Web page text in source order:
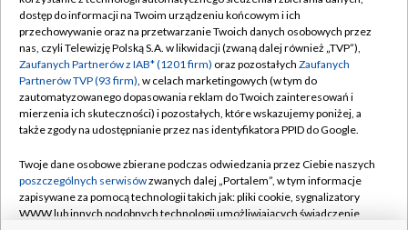
Abonament TVP
Emisja w TVP
Centrum informacji TVP
Naziemna Telewizja Cyfrowa
Rada Programowa
System NOS
Regulamin TVP
Polityka prywatności
Moje zgody
Pomoc
Kontakt
dostęp do informacji na Twoim urządzeniu końcowym i ich
przechowywanie oraz na przetwarzanie Twoich danych osobowych przez
nas, czyli Telewizję Polską S.A. w likwidacji (zwaną dalej również „TVP”),
Zaufanych Partnerów z IAB* (1201 firm) oraz pozostałych Zaufanych
Partnerów TVP (93 firm), w celach marketingowych (w tym do
zautomatyzowanego dopasowania reklam do Twoich zainteresowań i
mierzenia ich skuteczności) i pozostałych, które wskazujemy poniżej, a
także zgody na udostępnianie przez nas identyfikatora PPID do Google.
Twoje dane osobowe zbierane podczas odwiedzania przez Ciebie naszych
poszczególnych serwisówzwanych dalej „Portalem”, w tym informacje
zapisywane za pomocą technologii takich jak: pliki cookie, sygnalizatory
WWW lub innych podobnych technologii umożliwiających świadczenie